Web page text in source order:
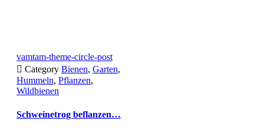
vamtam-theme-circle-post
 Category Bienen, Garten,
Hummeln, Pflanzen,
Wildbienen
Schweinetrog beflanzen…